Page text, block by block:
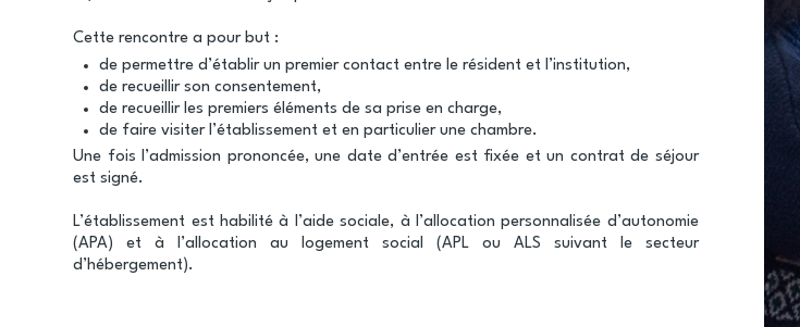
Cette rencontre a pour but :
de permettre d’établir un premier contact entre le résident et l’institution,
de recueillir son consentement,
de recueillir les premiers éléments de sa prise en charge,
de faire visiter l’établissement et en particulier une chambre.
Une fois l’admission prononcée, une date d’entrée est fixée et un contrat de séjour
est signé.
L’établissement est habilité à l’aide sociale, à l’allocation personnalisée d’autonomie
(APA) et à l’allocation au logement social (APL ou ALS suivant le secteur
d’hébergement).